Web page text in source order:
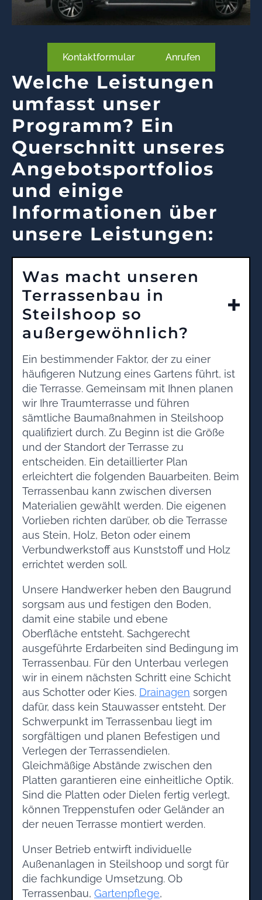
Kontaktformular Anrufen
Welche Leistungen
umfasst unser
Programm? Ein
Querschnitt unseres
Angebotsportfolios
und einige
Informationen über
unsere Leistungen:
Was macht unseren
Terrassenbau in
Steilshoop so
außergewöhnlich?
Ein bestimmender Faktor, der zu einer
häufigeren Nutzung eines Gartens führt, ist
die Terrasse. Gemeinsam mit Ihnen planen
wir Ihre Traumterrasse und führen
sämtliche Baumaßnahmen in Steilshoop
qualifiziert durch. Zu Beginn ist die Größe
und der Standort der Terrasse zu
entscheiden. Ein detaillierter Plan
erleichtert die folgenden Bauarbeiten. Beim
Terrassenbau kann zwischen diversen
Materialien gewählt werden. Die eigenen
Vorlieben richten darüber, ob die Terrasse
aus Stein, Holz, Beton oder einem
Verbundwerkstoff aus Kunststoff und Holz
errichtet werden soll.
Unsere Handwerker heben den Baugrund
sorgsam aus und festigen den Boden,
damit eine stabile und ebene
Oberfläche entsteht. Sachgerecht
ausgeführte Erdarbeiten sind Bedingung im
Terrassenbau. Für den Unterbau verlegen
wir in einem nächsten Schritt eine Schicht
aus Schotter oder Kies. Drainagen sorgen
dafür, dass kein Stauwasser entsteht. Der
Schwerpunkt im Terrassenbau liegt im
sorgfältigen und planen Befestigen und
Verlegen der Terrassendielen.
Gleichmäßige Abstände zwischen den
Platten garantieren eine einheitliche Optik.
Sind die Platten oder Dielen fertig verlegt,
können Treppenstufen oder Geländer an
der neuen Terrasse montiert werden.
Unser Betrieb entwirft individuelle
Außenanlagen in Steilshoop und sorgt für
die fachkundige Umsetzung. Ob
Terrassenbau, Gartenpflege,